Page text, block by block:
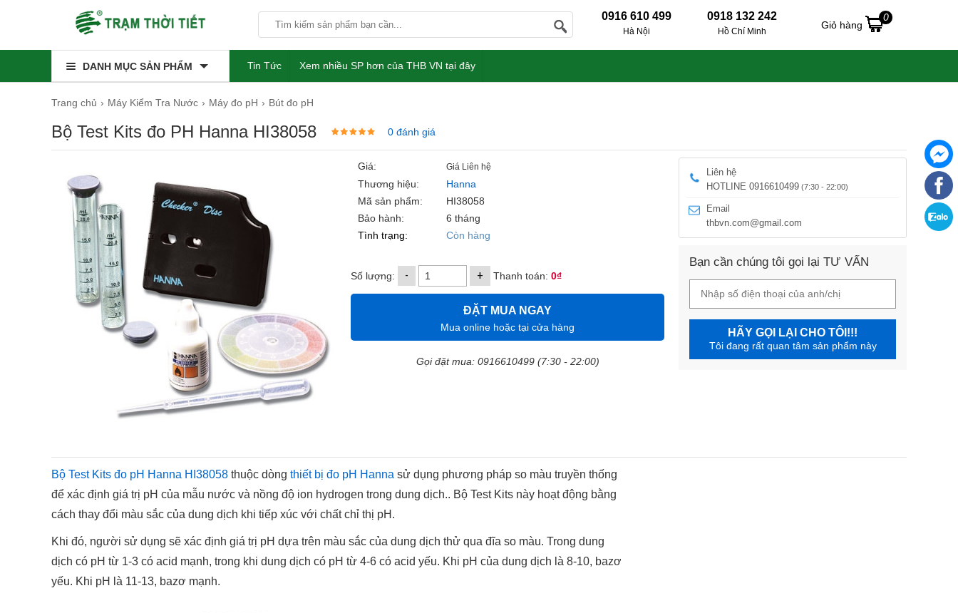
0916 610 499
Hà Nội
0918 132 242
Hồ Chí Minh
Giỏ hàng
0
DANH MỤC SẢN PHẨM Tin Tức Xem nhiều SP hơn của THB VN tại đây
Trang chủ Máy Kiểm Tra Nước Máy đo pH Bút đo pH
Bộ Test Kits đo PH Hanna HI38058 0 đánh giá
Giá: Giá Liên hệ
Thương hiệu:
Hanna
Mã sản phẩm:
HI38058
Bảo hành:
6 tháng
Tình trạng:
Còn hàng
Số lượng: - + Thanh toán: 0₫
ĐẶT MUA NGAY
Mua online hoặc tại cửa hàng
Gọi đặt mua: 0916610499 (7:30 - 22:00)
Liên hệ
HOTLINE 0916610499 (7:30 - 22:00)
Email
thbvn.com@gmail.com
Bạn cần chúng tôi gọi lại TƯ VẤN
HÃY GỌI LẠI CHO TÔI!!!
Tôi đang rất quan tâm sản phẩm này
Bộ Test Kits đo pH Hanna HI38058 thuộc dòng thiết bị đo pH Hanna sử dụng phương pháp so màu truyền thống
để xác định giá trị pH của mẫu nước và nồng độ ion hydrogen trong dung dịch.. Bộ Test Kits này hoạt động bằng
cách thay đổi màu sắc của dung dịch khi tiếp xúc với chất chỉ thị pH.
Khi đó, người sử dụng sẽ xác định giá trị pH dựa trên màu sắc của dung dịch thử qua đĩa so màu. Trong dung
dịch có pH từ 1-3 có acid mạnh, trong khi dung dịch có pH từ 4-6 có acid yếu. Khi pH của dung dịch là 8-10, bazơ
yếu. Khi pH là 11-13, bazơ mạnh.